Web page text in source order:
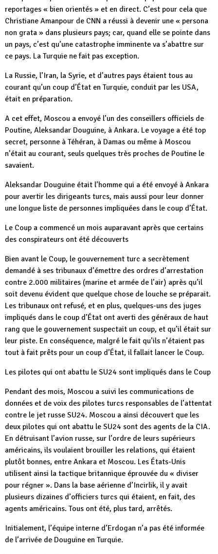
reportages « bien orientés » et en direct. C’est pour cela que
Christiane Amanpour de CNN a réussi à devenir une « persona
non grata » dans plusieurs pays; car, quand elle se pointe dans
un pays, c’est qu’une catastrophe imminente va s’abattre sur
ce pays. La Turquie ne fait pas exception.
La Russie, l’Iran, la Syrie, et d’autres pays étaient tous au
courant qu’un coup d’État en Turquie, conduit par les USA,
était en préparation.
A cet effet, Moscou a envoyé l’un des conseillers officiels de
Poutine, Aleksandar Douguine, à Ankara. Le voyage a été top
secret, personne à Téhéran, à Damas ou même à Moscou
n’était au courant, seuls quelques très proches de Poutine le
savaient.
Aleksandar Douguine était l’homme qui a été envoyé à Ankara
pour avertir les dirigeants turcs, mais aussi pour leur donner
une longue liste de personnes impliquées dans le coup d’État.
Le Coup a commencé un mois auparavant après que certains
des conspirateurs ont été découverts
Bien avant le Coup, le gouvernement turc a secrètement
demandé à ses tribunaux d’émettre des ordres d’arrestation
contre 2.000 militaires (marine et armée de l’air) après qu’il
soit devenu évident que quelque chose de louche se préparait.
Les tribunaux ont refusé, et en plus, quelques-uns des juges
impliqués dans le coup d’État ont averti des généraux de haut
rang que le gouvernement suspectait un coup, et qu’il était sur
leur piste. En conséquence, malgré le fait qu’ils n’étaient pas
tout à fait prêts pour un coup d’État, il fallait lancer le Coup.
Les pilotes qui ont abattu le SU24 sont impliqués dans le Coup
Pendant des mois, Moscou a suivi les communications de
données et de voix des pilotes turcs responsables de l’attentat
contre le jet russe SU24. Moscou a ainsi découvert que les
deux pilotes qui ont abattu le SU24 sont des agents de la CIA.
En détruisant l’avion russe, sur l’ordre de leurs supérieurs
américains, ils voulaient brouiller les relations, qui étaient
plutôt bonnes, entre Ankara et Moscou. Les États-Unis
utilisent ainsi la tactique britannique éprouvée du « diviser
pour régner ». Dans la base aérienne d’Incirlik, il y avait
plusieurs dizaines d’officiers turcs qui étaient, en fait, des
agents américains. Tous ont été, plus tard, arrêtés.
Initialement, l’équipe interne d’Erdogan n’a pas été informée
de l’arrivée de Douguine en Turquie.